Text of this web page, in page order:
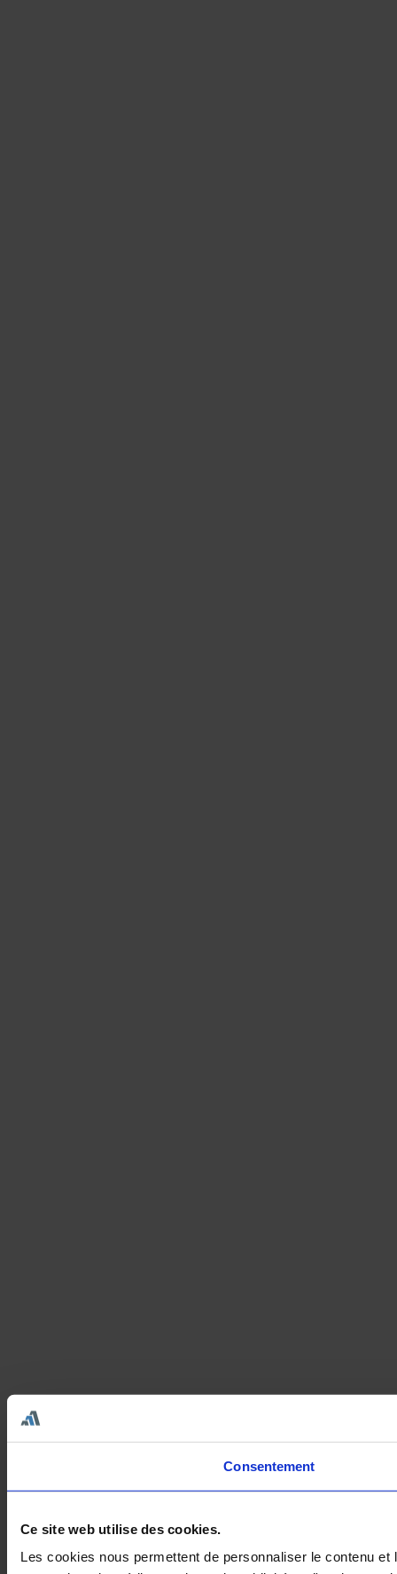
Consentement
Ce site web utilise des cookies.
Les cookies nous permettent de personnaliser le contenu